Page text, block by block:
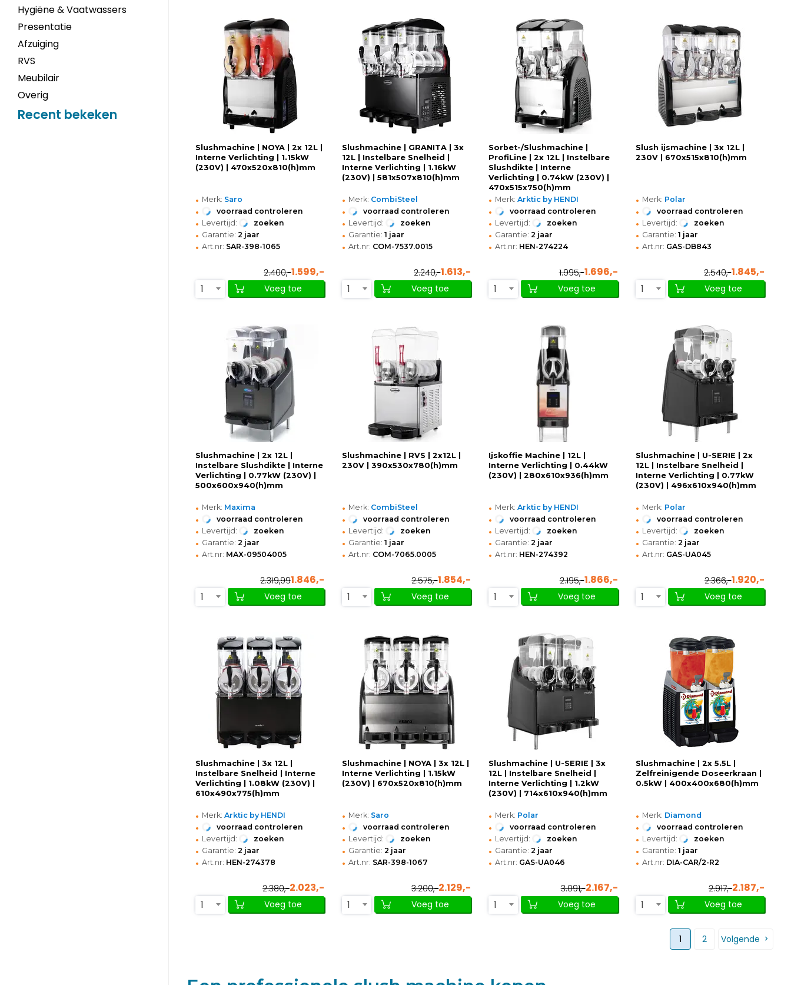
Hygiëne & Vaatwassers
Presentatie
Afzuiging
RVS
Meubilair
Overig
Recent bekeken
Slushmachine | NOYA | 2x 12L |
Interne Verlichting | 1.15kW
(230V) | 470x520x810(h)mm
• Merk: Saro
• voorraad controleren
• Levertijd: zoeken
• Garantie: 2 jaar
• Art.nr: SAR-398-1065
2.400,-1.599,-
1
Voeg toe
Slushmachine | GRANITA | 3x
12L | Instelbare Snelheid |
Interne Verlichting | 1.16kW
(230V) | 581x507x810(h)mm
• Merk: CombiSteel
• voorraad controleren
• Levertijd: zoeken
• Garantie: 1 jaar
• Art.nr: COM-7537.0015
2.240,-1.613,-
1
Voeg toe
Sorbet-/Slushmachine |
ProfiLine | 2x 12L | Instelbare
Slushdikte | Interne
Verlichting | 0.74kW (230V) |
470x515x750(h)mm
• Merk: Arktic by HENDI
• voorraad controleren
• Levertijd: zoeken
• Garantie: 2 jaar
• Art.nr: HEN-274224
1.995,-1.696,-
1
Voeg toe
Slush ijsmachine | 3x 12L |
230V | 670x515x810(h)mm
• Merk: Polar
• voorraad controleren
• Levertijd: zoeken
• Garantie: 1 jaar
• Art.nr: GAS-DB843
2.540,-1.845,-
1
Voeg toe
Slushmachine | 2x 12L |
Instelbare Slushdikte | Interne
Verlichting | 0.77kW (230V) |
500x600x940(h)mm
• Merk: Maxima
• voorraad controleren
• Levertijd: zoeken
• Garantie: 2 jaar
• Art.nr: MAX-09504005
2.319,991.846,-
1
Voeg toe
Slushmachine | RVS | 2x12L |
230V | 390x530x780(h)mm
• Merk: CombiSteel
• voorraad controleren
• Levertijd: zoeken
• Garantie: 1 jaar
• Art.nr: COM-7065.0005
2.575,-1.854,-
1
Voeg toe
Ijskoffie Machine | 12L |
Interne Verlichting | 0.44kW
(230V) | 280x610x936(h)mm
• Merk: Arktic by HENDI
• voorraad controleren
• Levertijd: zoeken
• Garantie: 2 jaar
• Art.nr: HEN-274392
2.195,-1.866,-
1
Voeg toe
Slushmachine | U-SERIE | 2x
12L | Instelbare Snelheid |
Interne Verlichting | 0.77kW
(230V) | 496x610x940(h)mm
• Merk: Polar
• voorraad controleren
• Levertijd: zoeken
• Garantie: 2 jaar
• Art.nr: GAS-UA045
2.366,-1.920,-
1
Voeg toe
Slushmachine | 3x 12L |
Instelbare Snelheid | Interne
Verlichting | 1.08kW (230V) |
610x490x775(h)mm
• Merk: Arktic by HENDI
• voorraad controleren
• Levertijd: zoeken
• Garantie: 2 jaar
• Art.nr: HEN-274378
2.380,-2.023,-
1
Voeg toe
Slushmachine | NOYA | 3x 12L |
Interne Verlichting | 1.15kW
(230V) | 670x520x810(h)mm
• Merk: Saro
• voorraad controleren
• Levertijd: zoeken
• Garantie: 2 jaar
• Art.nr: SAR-398-1067
3.200,-2.129,-
1
Voeg toe
Slushmachine | U-SERIE | 3x
12L | Instelbare Snelheid |
Interne Verlichting | 1.2kW
(230V) | 714x610x940(h)mm
• Merk: Polar
• voorraad controleren
• Levertijd: zoeken
• Garantie: 2 jaar
• Art.nr: GAS-UA046
3.091,-2.167,-
1
Voeg toe
Slushmachine | 2x 5.5L |
Zelfreinigende Doseerkraan |
0.5kW | 400x400x680(h)mm
• Merk: Diamond
• voorraad controleren
• Levertijd: zoeken
• Garantie: 1 jaar
• Art.nr: DIA-CAR/2-R2
2.917,-2.187,-
1
Voeg toe
1 2 Volgende